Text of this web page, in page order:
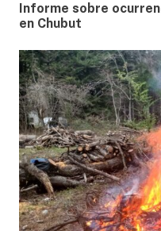
Informe sobre
en Chubut